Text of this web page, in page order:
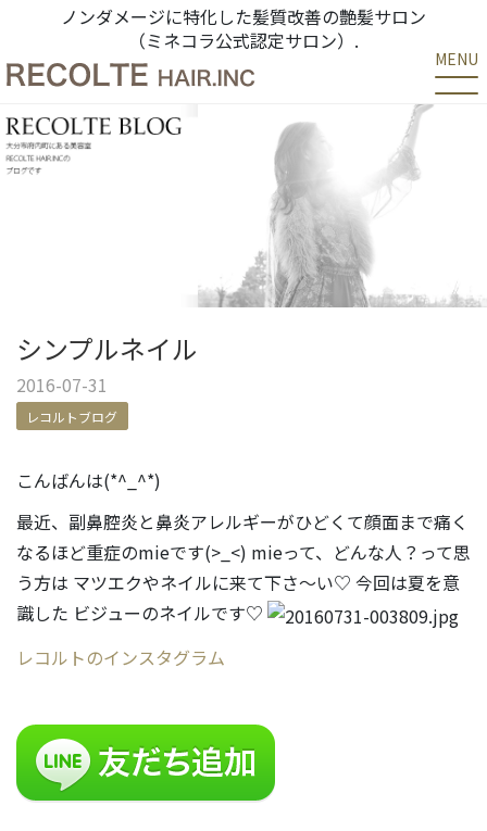
ノンダメージに特化した髪質改善の艶髪サロン
（ミネコラ公式認定サロン）.
MENU
シンプルネイル
2016-07-31
レコルトブログ
こんばんは(*^_^*)
最近、副鼻腔炎と鼻炎アレルギーがひどくて顔面まで痛く
なるほど重症のmieです(>_<) mieって、どんな人？って思
う方は マツエクやネイルに来て下さ〜い♡ 今回は夏を意
識した ビジューのネイルです♡
レコルトのインスタグラム